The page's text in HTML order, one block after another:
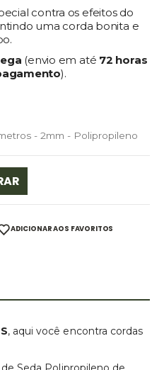
contra os efeitos do
uma corda bonita e
(envio em até 72 horas
).
- 2mm - Polipropileno
ADICIONAR AOS FAVORITOS
, aqui você encontra cordas